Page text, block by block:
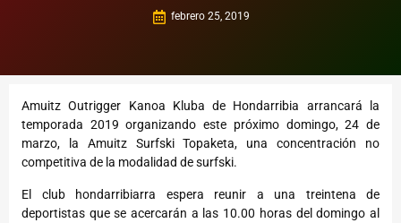
febrero 25, 2019
Amuitz Outrigger Kanoa Kluba de Hondarribia arrancará la
temporada 2019 organizando este próximo domingo, 24 de
marzo, la Amuitz Surfski Topaketa, una concentración no
competitiva de la modalidad de surfski.
El club hondarribiarra espera reunir a una treintena de
deportistas que se acercarán a las 10.00 horas del domingo al